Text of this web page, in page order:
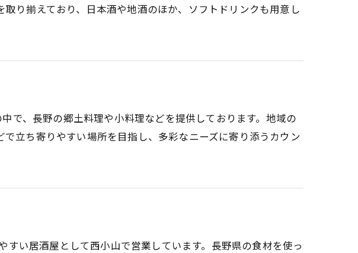
り揃えており、日本酒や地酒のほか、ソフトドリンクも用意し
で、長野の郷土料理や小料理などを提供しております。地域の
立ち寄りやすい場所を目指し、多彩なニーズに寄り添うカウン
すい居酒屋として西小山で営業しています。長野県の食材を使っ